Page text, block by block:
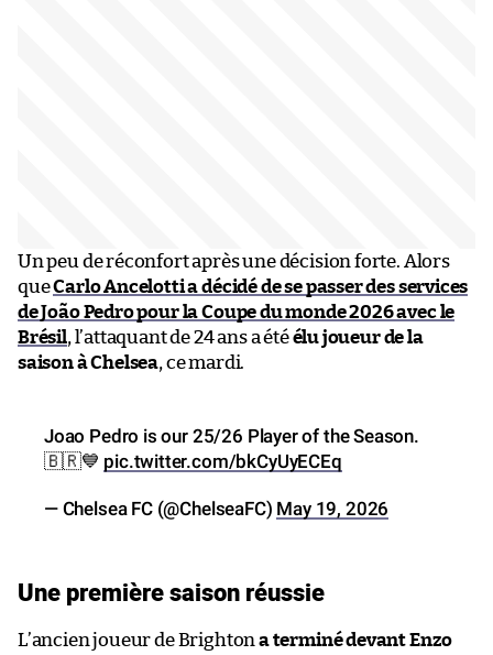
Un peu de réconfort après une décision forte. Alors
queCarlo Ancelotti a décidé de se passer des services
de João Pedro pour la Coupe du monde 2026 avec le
Brésil, l’attaquant de 24 ans a étéélu joueur de la
saison à Chelsea, ce mardi.
Joao Pedro is our 25/26 Player of the Season.
🇧🇷💙 pic.twitter.com/bkCyUyECEq
— Chelsea FC (@ChelseaFC) May 19, 2026
Une première saison réussie
L’ancien joueur de Brightona terminé devant Enzo